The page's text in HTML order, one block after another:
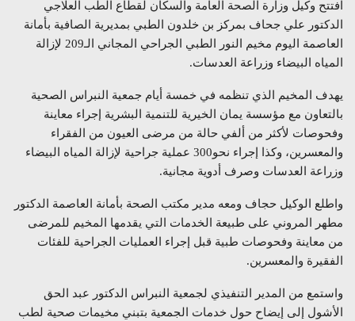
افتتح وكيل وزارة الصحة العامة والسكان لقطاع الطب العلاجي
الدكتور علي جحاف بمركز بن خلدون الطبي بمديرية الصافية بأمانة
العاصمة اليوم مخيم النور الطبي الجراحي المجاني الـ209 لإزالة
المياه البيضاء وزراعة العدسات.
يهدف المخيم الذي تنظمه في خمسة أيام جمعية النبراس الصحية
بالتعاون مع مؤسسة يمان الخيرية للتنمية البشرية إجراء معاينة
وفحوصات لأكثر من ألفي حالة من مرضى العيون من الفقراء
والمعسرين، وكذا إجراء نحو300 عملية جراحية لإزالة المياه البيضاء
وزراعة العدسات وصرف أدوية مجانية.
واطلع الوكيل حجاف ومعه مدير مكتب الصحة بأمانة العاصمة الدكتور
مطهر المروني على طبيعة الخدمات التي يقدمها المخيم للمرضى
من معاينة وفحوصات طبية قبل إجراء العمليات الجراحية للفئات
الفقيرة والمعسرين.
واستمع من المدير التنفيذي لجمعية النبراس الدكتور عبد الحق
الأشول إلى إيضاح حول خدمات الجمعية بتبني مخيمات صحية لطب